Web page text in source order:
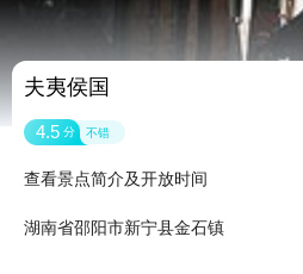
夫夷侯国
4.5 分 不错
查看景点简介及开放时间
湖南省邵阳市新宁县金石镇